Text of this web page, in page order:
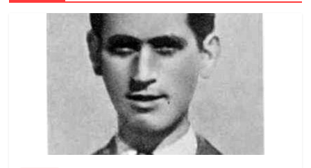
Nga Elmije Ajazi e nderuar
August 5, 2026 Comments Off
Brahim Çekaj njē veprimtar i respektuar i
çeshtjës kombëtare
August 5, 2026 Comments Off